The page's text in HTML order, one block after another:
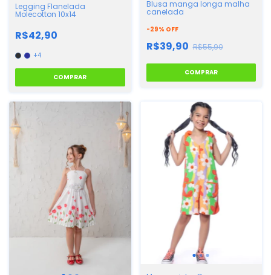
Legging Flanelada
Molecotton 10x14
R$42,90
+4
COMPRAR
Blusa manga longa malha
canelada
-29% OFF
R$39,90 R$55,90
COMPRAR